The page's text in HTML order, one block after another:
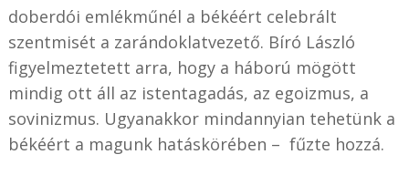
doberdói emlékműnél a békéért celebrált
szentmisét a zarándoklatvezető. Bíró László
figyelmeztetett arra, hogy a háború mögött
mindig ott áll az istentagadás, az egoizmus, a
sovinizmus. Ugyanakkor mindannyian tehetünk a
békéért a magunk hatáskörében – fűzte hozzá.